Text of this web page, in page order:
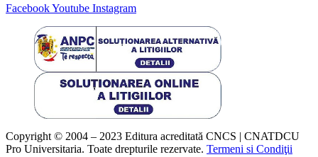
FacebookYoutube Instagram
Copyright © 2004 – 2023 Editura acreditată CNCS | CNATDCU
Pro Universitaria. Toate drepturile rezervate. Termeni si Condiţii